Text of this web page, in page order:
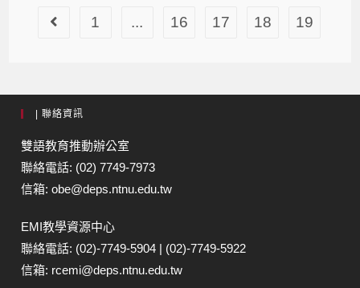
1 ... 16 17 18 19
| 聯絡資訊
雙語教育推動辦公室
聯絡電話: (02) 7749-7973
信箱: obe@deps.ntnu.edu.tw
EMI教學資源中心
聯絡電話: (02)-7749-5904 | (02)-7749-5922
信箱: rcemi@deps.ntnu.edu.tw